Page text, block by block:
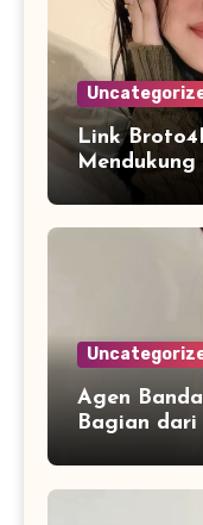
Link
Lebih
Agen
Bagian dari
Informasi